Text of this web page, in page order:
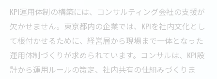
KPI運用体制の構築には、コンサルティング会社の支援が
欠かせません。東京都内の企業では、KPIを社内文化とし
て根付かせるために、経営層から現場まで一体となった
運用体制づくりが求められています。コンサルは、KPI設
計から運用ルールの策定、社内共有の仕組みづくりま